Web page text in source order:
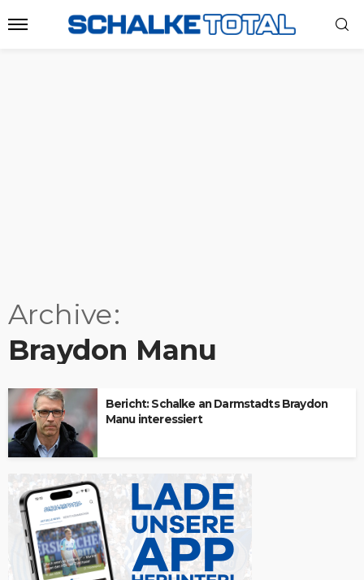
Archive
Braydon Manu
Bericht: Schalke an Darmstadts Braydon
Manu interessiert